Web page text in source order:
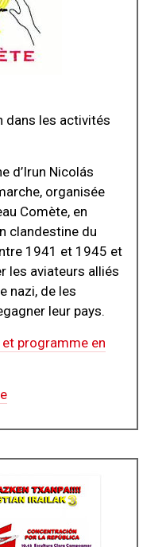
dans les activités
d’Irun Nicolás
organisée
Comète, en
clandestine du
1941 et 1945 et
les aviateurs alliés
nazi, de les
leur pays.
programme en